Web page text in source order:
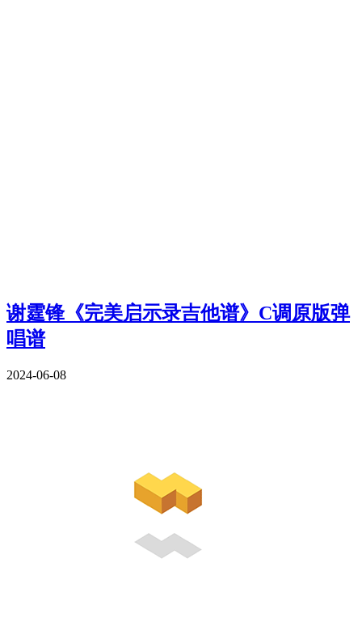
谢霆锋《完美启示录吉他谱》C调原版弹
唱谱
2024-06-08